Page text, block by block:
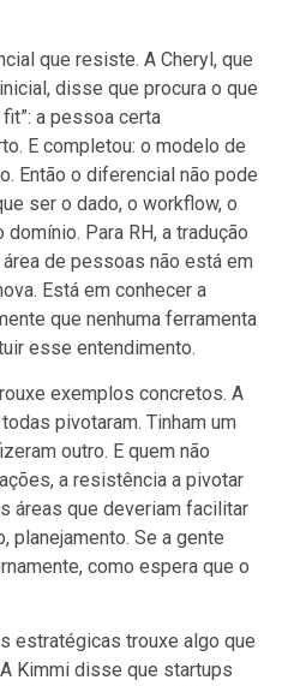
que resiste. A Cheryl, que
disse que procura o que
a pessoa certa
E completou: o modelo de
Então o diferencial não pode
ser o dado, o workflow, o
Para RH, a tradução
de pessoas não está em
Está em conhecer a
que nenhuma ferramenta
esse entendimento.
exemplos concretos. A
pivotaram. Tinham um
outro. E quem não
a resistência a pivotar
áreas que deveriam facilitar
planejamento. Se a gente
como espera que o
estratégicas trouxe algo que
Kimmi disse que startups